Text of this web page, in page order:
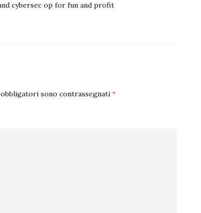
cybersec op for fun and profit
sono contrassegnati *